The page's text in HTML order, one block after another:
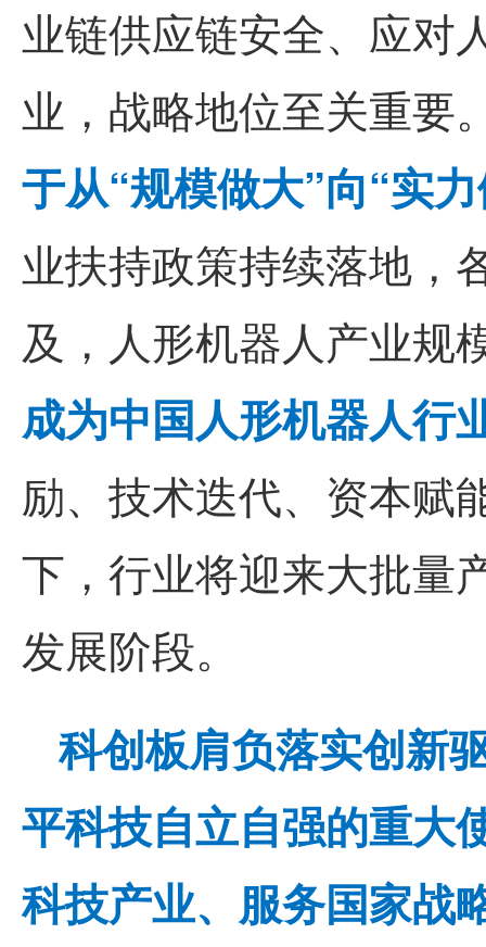
业链供应链安全、应对
业，战略地位至关重要
于从“规模做大”向“实
业扶持政策持续落地，
及，人形机器人产业规
成为中国人形机器人行
励、技术迭代、资本赋
下，行业将迎来大批量
发展阶段。
科创板肩负落实创新
平科技自立自强的重大
科技产业、服务国家战